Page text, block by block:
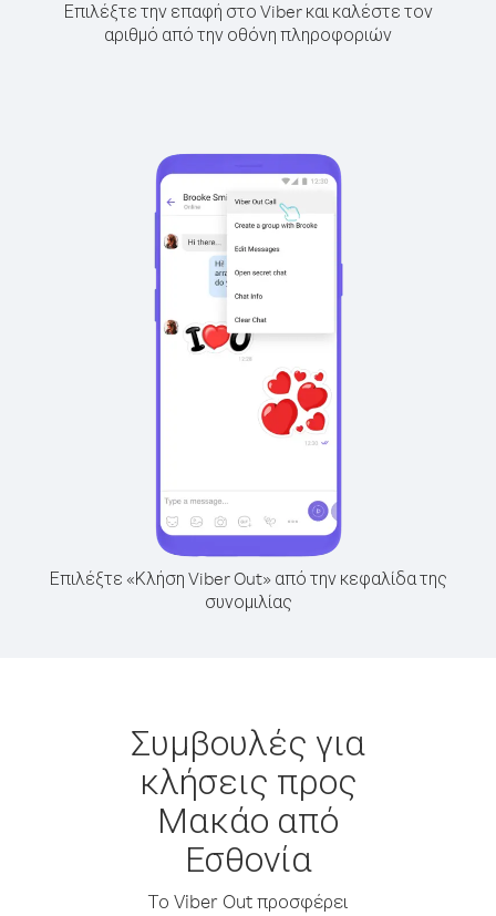
Επιλέξτε την επαφή στο Viber και καλέστε τον
αριθμό από την οθόνη πληροφοριών
Επιλέξτε «Κλήση Viber Out» από την κεφαλίδα της
συνομιλίας
Συμβουλές για
κλήσεις προς
Μακάο από
Εσθονία
Το Viber Out προσφέρει